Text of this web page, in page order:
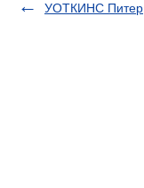
УОТКИНС Питер